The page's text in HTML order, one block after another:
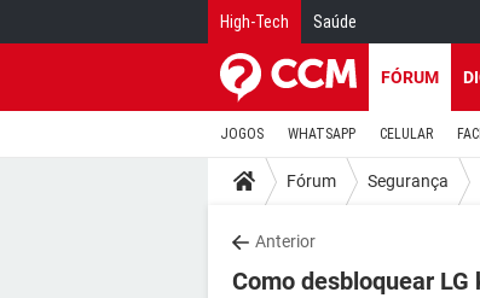
High-Tech Saúde
FÓRUM
JOGOS WHATSAPP CELULAR
Fórum Segurança
Anterior
Como desbloquear LG